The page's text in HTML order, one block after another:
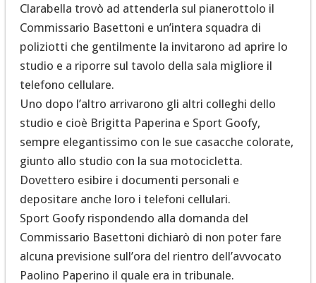
Clarabella trovò ad attenderla sul pianerottolo il
Commissario Basettoni e un’intera squadra di
poliziotti che gentilmente la invitarono ad aprire lo
studio e a riporre sul tavolo della sala migliore il
telefono cellulare.
Uno dopo l’altro arrivarono gli altri colleghi dello
studio e cioè Brigitta Paperina e Sport Goofy,
sempre elegantissimo con le sue casacche colorate,
giunto allo studio con la sua motocicletta.
Dovettero esibire i documenti personali e
depositare anche loro i telefoni cellulari.
Sport Goofy rispondendo alla domanda del
Commissario Basettoni dichiarò di non poter fare
alcuna previsione sull’ora del rientro dell’avvocato
Paolino Paperino il quale era in tribunale.